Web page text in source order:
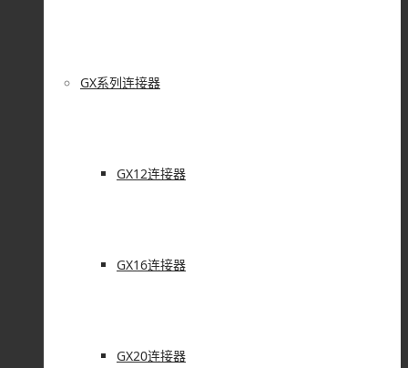
GX系列连接器
GX12连接器
GX16连接器
GX20连接器